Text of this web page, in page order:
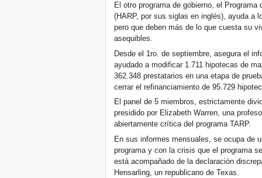
El otro programa de gobierno, el
(HARP, por sus siglas en inglés), ayuda a
pero que deben más de lo que cuesta su
asequibles.
Desde el 1ro. de septiembre, asegura el
ayudado a modificar 1.711 hipotecas de
362.348 prestatarios en una etapa de
cerrar el refinanciamiento de 95.729
El panel de 5 miembros, estrictamente
presidido por Elizabeth Warren, una
abiertamente crítica del programa TARP.
En sus informes mensuales, se ocupa de
programa y con la crisis que el programa
está acompañado de la declaración
Hensarling, un republicano de Texas.